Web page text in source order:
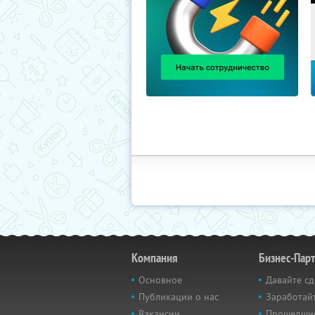
Компания
Основное
Публикации о нас
Бизнес-
Давайте